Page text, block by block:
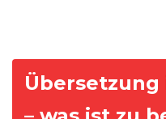
B
Übersetzung